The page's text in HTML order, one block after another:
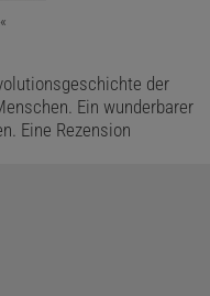
der
Ein wunderbarer
Eine Rezension